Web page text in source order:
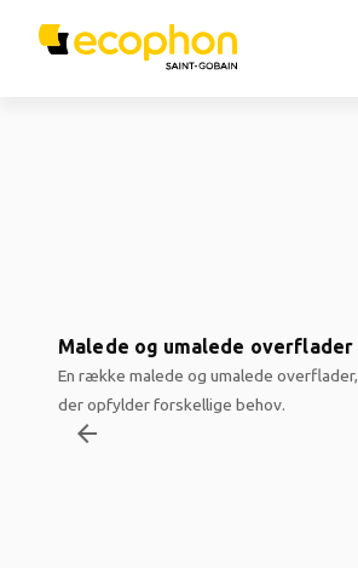
Malede og umalede overflader
En række malede og umalede overflader,
der opfylder forskellige behov.
arrow_backward